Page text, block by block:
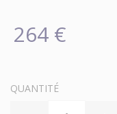
264 €
QUANTITÉ